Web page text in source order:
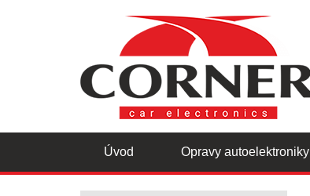
Úvod Opravy autoelektroniky